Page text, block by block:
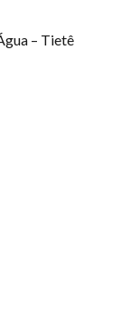
– Tietê